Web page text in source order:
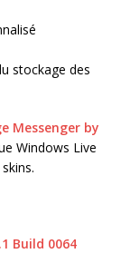
stockage des
Messenger by
Windows Live
Build 0064